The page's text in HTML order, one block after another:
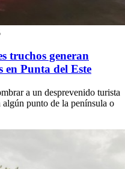
truchos generan
en Punta del Este
a un desprevenido turista
algún punto de la península o